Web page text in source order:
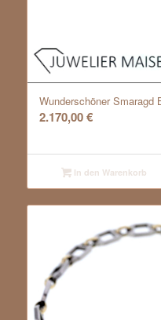
Wunderschöner Smaragd
2.170,00€
In den Warenkorb